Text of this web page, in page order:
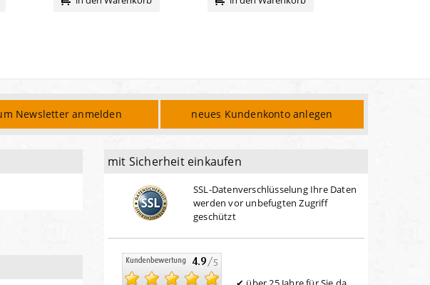
Newsletter anmelden neues Kundenkonto anlegen
mit Sicherheit einkaufen
SSL-Datenverschlüsselung Ihre Daten
werden vor unbefugten Zugriff
geschützt